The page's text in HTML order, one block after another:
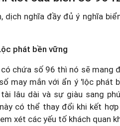
dịch nghĩa đầy đủ ý nghĩa
phát bền vững
chứa số 96 thì nó sẽ mang
may mắn với ẩn ý 'lộc phát
lâu dài và sự giàu sang
có thể thay đổi khi kết
xét các yếu tố khách